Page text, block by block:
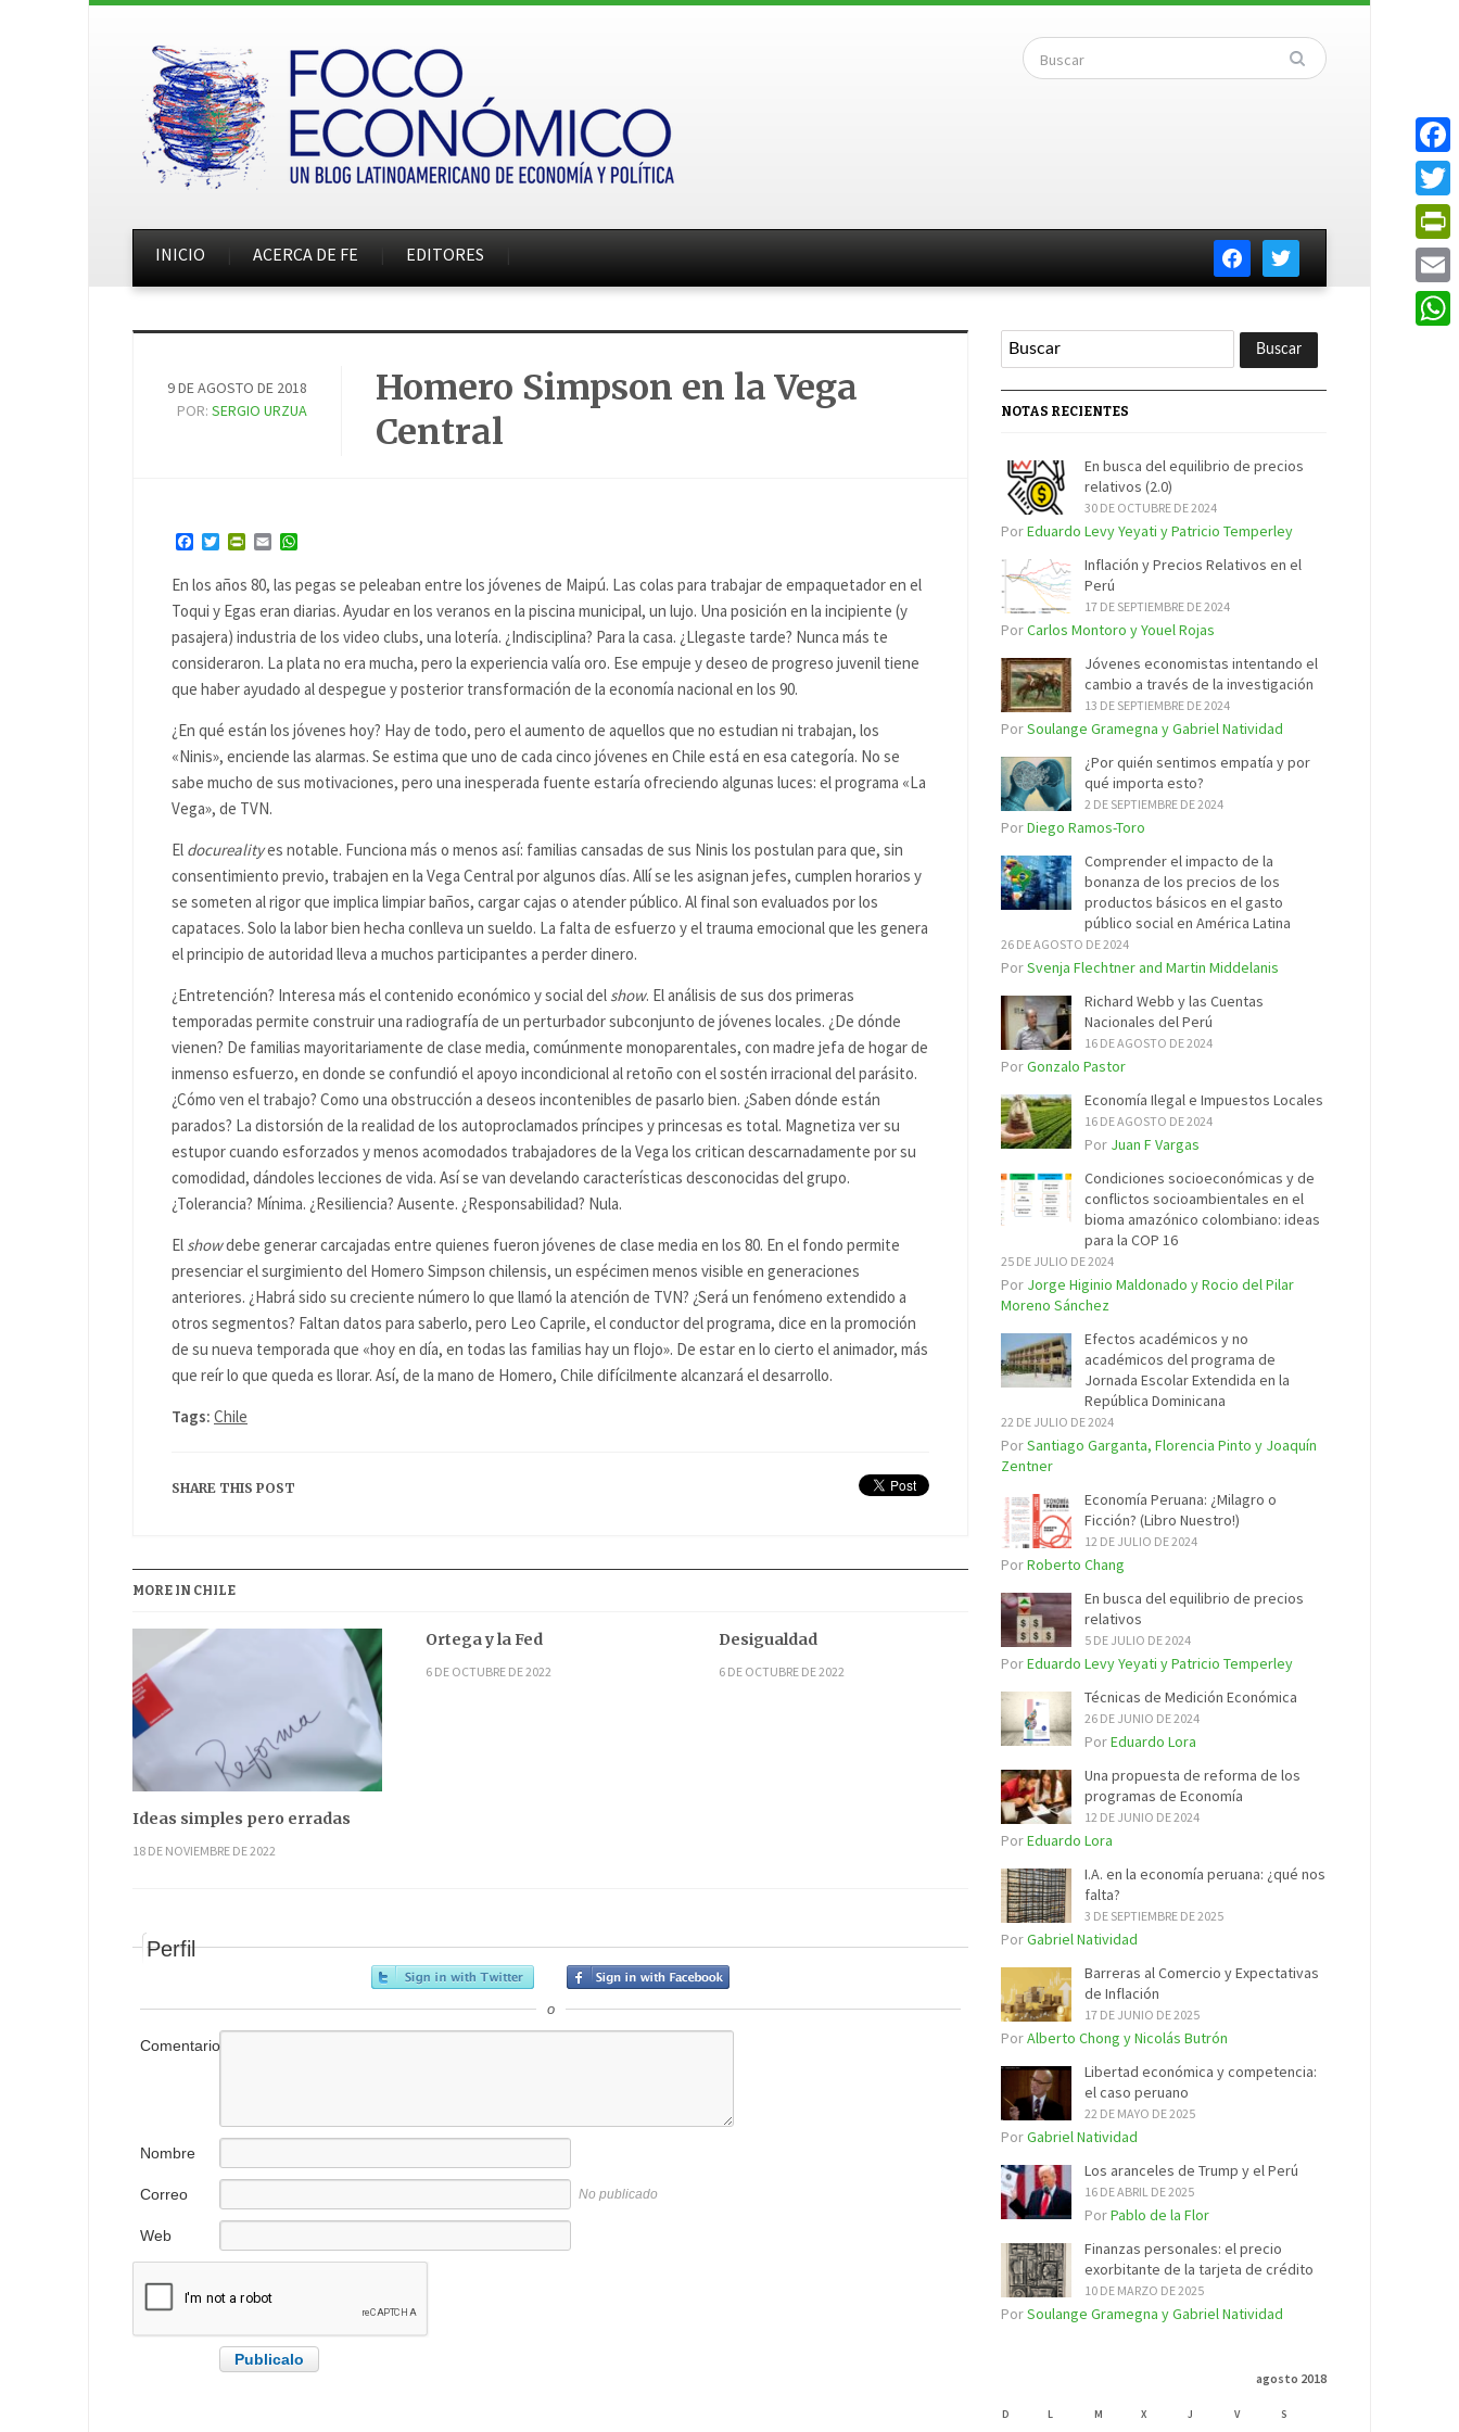
facebooktwitter
INICIO ACERCA DE FE EDITORES
9 DE AGOSTO DE 2018
POR:SERGIO URZUA
Homero Simpson en la Vega
Central
Facebook
TwitterPrintFriendly
Email
En los años 80, las pegas se peleaban entre los jóvenes de Maipú. Las colas para trabajar de empaquetador en el
Toqui y Egas eran diarias. Ayudar en los veranos en la piscina municipal, un lujo. Una posición en la incipiente (y
pasajera) industria de los video clubs, una lotería. ¿Indisciplina? Para la casa. ¿Llegaste tarde? Nunca más te
consideraron. La plata no era mucha, pero la experiencia valía oro. Ese empuje y deseo de progreso juvenil tiene
que haber ayudado al despegue y posterior transformación de la economía nacional en los 90.
¿En qué están los jóvenes hoy? Hay de todo, pero el aumento de aquellos que no estudian ni trabajan, los
«Ninis», enciende las alarmas. Se estima que uno de cada cinco jóvenes en Chile está en esa categoría. No se
sabe mucho de sus motivaciones, pero una inesperada fuente estaría ofreciendo algunas luces: el programa «La
Vega», de TVN.
El docurealityes notable. Funciona más o menos así: familias cansadas de sus Ninis los postulan para que, sin
consentimiento previo, trabajen en la Vega Central por algunos días. Allí se les asignan jefes, cumplen horarios y
se someten al rigor que implica limpiar baños, cargar cajas o atender público. Al final son evaluados por los
capataces. Solo la labor bien hecha conlleva un sueldo. La falta de esfuerzo y el trauma emocional que les genera
el principio de autoridad lleva a muchos participantes a perder dinero.
¿Entretención? Interesa más el contenido económico y social del show. El análisis de sus dos primeras
temporadas permite construir una radiografía de un perturbador subconjunto de jóvenes locales. ¿De dónde
vienen? De familias mayoritariamente de clase media, comúnmente monoparentales, con madre jefa de hogar de
inmenso esfuerzo, en donde se confundió el apoyo incondicional al retoño con el sostén irracional del parásito.
¿Cómo ven el trabajo? Como una obstrucción a deseos incontenibles de pasarlo bien. ¿Saben dónde están
parados? La distorsión de la realidad de los autoproclamados príncipes y princesas es total. Magnetiza ver su
estupor cuando esforzados y menos acomodados trabajadores de la Vega los critican descarnadamente por su
comodidad, dándoles lecciones de vida. Así se van develando características desconocidas del grupo.
¿Tolerancia? Mínima. ¿Resiliencia? Ausente. ¿Responsabilidad? Nula.
El showdebe generar carcajadas entre quienes fueron jóvenes de clase media en los 80. En el fondo permite
presenciar el surgimiento del Homero Simpson chilensis, un espécimen menos visible en generaciones
anteriores. ¿Habrá sido su creciente número lo que llamó la atención de TVN? ¿Será un fenómeno extendido a
otros segmentos? Faltan datos para saberlo, pero Leo Caprile, el conductor del programa, dice en la promoción
de su nueva temporada que «hoy en día, en todas las familias hay un flojo». De estar en lo cierto el animador, más
que reír lo que queda es llorar. Así, de la mano de Homero, Chile difícilmente alcanzará el desarrollo.
Tags: Chile
SHARE THIS POST
MORE IN CHILE
Ideas simples pero erradas
18 DE NOVIEMBRE DE 2022
Ortega y la Fed
6 DE OCTUBRE DE 2022
Desigualdad
6 DE OCTUBRE DE 2022
Perfil
o
Comentario
Nombre
Correo
No publicado
Web
NOTAS RECIENTES
En busca del equilibrio de precios
relativos (2.0)
30 DE OCTUBRE DE 2024
PorEduardo Levy Yeyati y Patricio Temperley
Inflación y Precios Relativos en el
Perú
17 DE SEPTIEMBRE DE 2024
PorCarlos Montoro y Youel Rojas
Jóvenes economistas intentando el
cambio a través de la investigación
13 DE SEPTIEMBRE DE 2024
PorSoulange Gramegna y Gabriel Natividad
¿Por quién sentimos empatía y por
qué importa esto?
2 DE SEPTIEMBRE DE 2024
PorDiego Ramos-Toro
Comprender el impacto de la
bonanza de los precios de los
productos básicos en el gasto
público social en América Latina
26 DE AGOSTO DE 2024
PorSvenja Flechtner and Martin Middelanis
Richard Webb y las Cuentas
Nacionales del Perú
16 DE AGOSTO DE 2024
PorGonzalo Pastor
Economía Ilegal e Impuestos Locales
16 DE AGOSTO DE 2024
Por Juan F Vargas
Condiciones socioeconómicas y de
conflictos socioambientales en el
bioma amazónico colombiano: ideas
para la COP 16
25 DE JULIO DE 2024
Por Jorge Higinio Maldonado y Rocio del Pilar
Moreno Sánchez
Efectos académicos y no
académicos del programa de
Jornada Escolar Extendida en la
República Dominicana
22 DE JULIO DE 2024
PorSantiago Garganta, Florencia Pinto y Joaquín
Zentner
Economía Peruana: ¿Milagro o
Ficción? (Libro Nuestro!)
12 DE JULIO DE 2024
PorRoberto Chang
En busca del equilibrio de precios
relativos
5 DE JULIO DE 2024
PorEduardo Levy Yeyati y Patricio Temperley
Técnicas de Medición Económica
26 DE JUNIO DE 2024
PorEduardo Lora
Una propuesta de reforma de los
programas de Economía
12 DE JUNIO DE 2024
PorEduardo Lora
I.A. en la economía peruana: ¿qué nos
falta?
3 DE SEPTIEMBRE DE 2025
PorGabriel Natividad
Barreras al Comercio y Expectativas
de Inflación
17 DE JUNIO DE 2025
PorAlberto Chong y Nicolás Butrón
Libertad económica y competencia:
el caso peruano
22 DE MAYO DE 2025
PorGabriel Natividad
Los aranceles de Trump y el Perú
16 DE ABRIL DE 2025
PorPablo de la Flor
Finanzas personales: el precio
exorbitante de la tarjeta de crédito
10 DE MARZO DE 2025
PorSoulange Gramegna y Gabriel Natividad
agosto 2018
D L M X J V S
Email